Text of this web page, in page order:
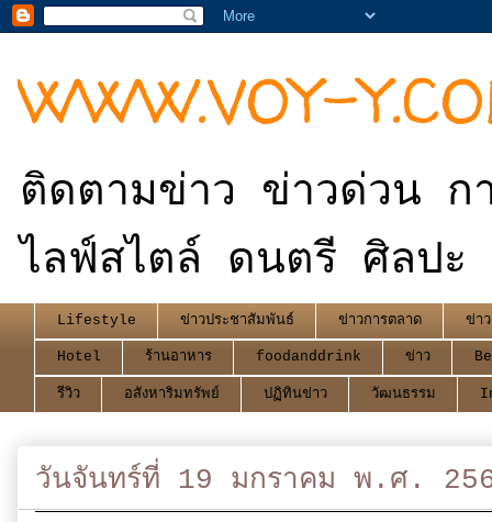
WWW.VOY-
ติดตามข่าว ข่าวด่วน ก
ไลฟ์สไตล์ ดนตรี ศิลปะ
Lifestyle ข่าวประชาสัมพันธ์ ข่าวการตลาด ข่า
Hotel ร้านอาหาร foodanddrink ข่าว
รีวิว อสังหาริมทรัพย์ ปฏิทินข่าว วัฒนธรรม
วันจันทร์ที่ 19 มกราคม พ.ศ.